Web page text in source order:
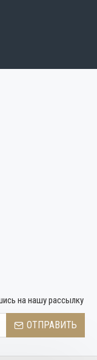
на нашу рассылку
ОТПРАВИТЬ